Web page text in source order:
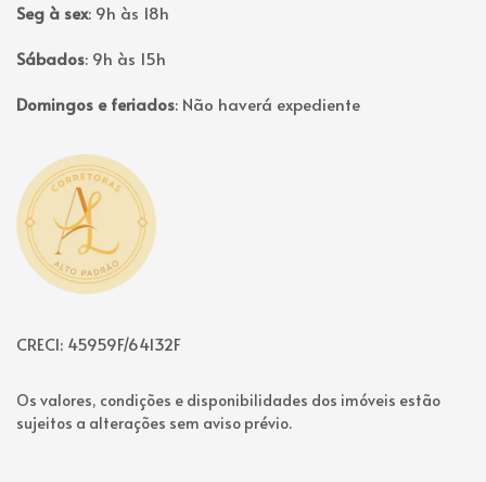
Seg à sex: 9h às 18h
Sábados: 9h às 15h
Domingos e feriados: Não haverá expediente
Página inicial
CRECI: 45959F/64132F
Os valores, condições e disponibilidades dos imóveis estão
sujeitos a alterações sem aviso prévio.